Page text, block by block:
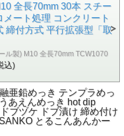
全長70mm 30本 スチー
メート処理 コンクリート
締付方式 平行拡張型「取
ル製) M10 全長70mm TCW1070
込)
亜鉛めっき テンプラめっ
あえんめっき hot dip
ブヅケ ドブ漬け 締め付け
とるこんあんかー